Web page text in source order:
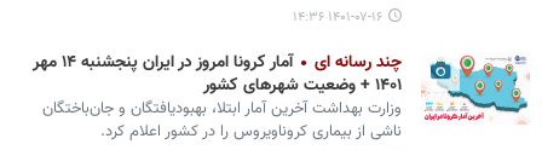
۱۴۰۱-۰۷-۱۶ ۱۴:۳۶
چند رسانه ای
آمار کرونا امروز در ایران پنجشنبه ۱۴ مهر
۱۴۰۱ + وضعیت شهرهای کشور
وزارت بهداشت آخرین آمار ابتلا، بهبودیافتگان و جان‌باختگان
ناشی از بیماری کروناویروس را در کشور اعلام کرد.